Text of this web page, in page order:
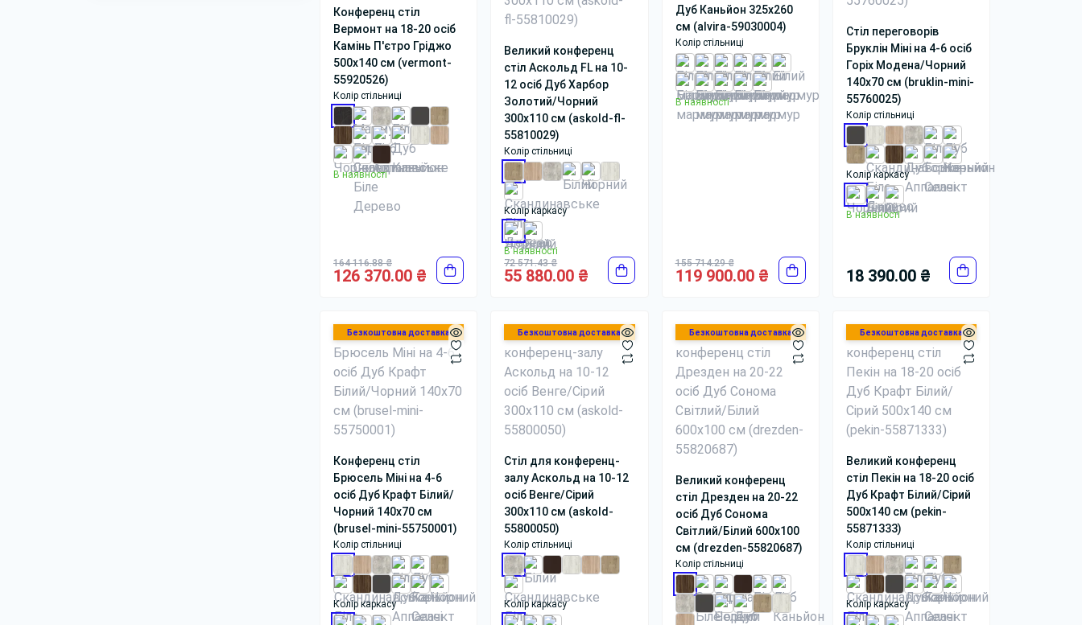
Конференц стіл
Вермонт на 18-20 осіб
Камінь П'єтро Гріджо
500x140 см (vermont-
55920526)
Колір стільниці
В наявності
164 116.88 ₴
126 370.00 ₴
Великий конференц
стіл Аскольд FL на 10-
12 осіб Дуб Харбор
Золотий/Чорний
300x110 см (askold-fl-
55810029)
Колір стільниці
Колір каркасу
В наявності
72 571.43 ₴
55 880.00 ₴
Дуб Каньйон 325x260
см (alvira-59030004)
Колір стільниці
В наявності
155 714.29 ₴
119 900.00 ₴
Стіл переговорів
Бруклін Міні на 4-6 осіб
Горіх Модена/Чорний
140x70 см (bruklin-mini-
55760025)
Колір стільниці
Колір каркасу
В наявності
18 390.00 ₴
Безкоштовна доставка
Конференц стіл
Брюсель Міні на 4-6
осіб Дуб Крафт Білий/
Чорний 140x70 см
(brusel-mini-55750001)
Колір стільниці
Колір каркасу
Безкоштовна доставка
Стіл для конференц-
залу Аскольд на 10-12
осіб Венге/Сірий
300x110 см (askold-
55800050)
Колір стільниці
Колір каркасу
Безкоштовна доставка
Великий конференц
стіл Дрезден на 20-22
осіб Дуб Сонома
Світлий/Білий 600x100
см (drezden-55820687)
Колір стільниці
Безкоштовна доставка
Великий конференц
стіл Пекін на 18-20 осіб
Дуб Крафт Білий/Сірий
500x140 см (pekin-
55871333)
Колір стільниці
Колір каркасу